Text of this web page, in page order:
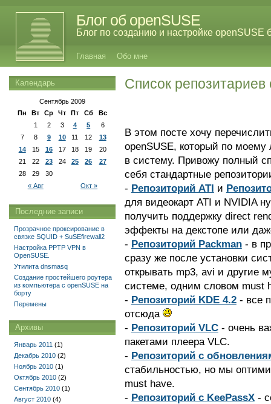
Блог об openSUSE
Блог по созданию и настройке openSUSE
Главная Обо мне
Список репозитариев
В этом посте хочу
openSUSE, который по
в систему. Привожу полный
себя стандартные
- Репозиторий ATI и
для видеокарт ATI и NVIDIA
получить поддержку direct
эффекты на декстопе или
- Репозиторий Packman- в
сразу же после установки
открывать mp3, avi и другие
системе, одним словом must
- Репозиторий KDE 4.2- все
отсюда
- Репозиторий VLC- очень
пакетами плеера VLC.
- Репозиторий с
стабильностью, но мы
must have.
- Репозиторий с KeePassX-
Календарь
Сентябрь 2009
Пн
Вт Ср Чт Пт Сб Вс
« Авг Окт »
1 2 3 4 5
6
7
8 9 10 11 12
13
14
15 16 17 18 19
20
21
22 23 24 25 26
27
28
29 30
Последние записи
Прозрачное проксирование в
связке SQUID + SuSEfirewall2
Настройка PPTP VPN в
OpenSUSE.
Утилита dnsmasq
Создание простейшего роутера
из компьютера с openSUSE на
борту
Перемены
Архивы
Январь 2011 (1)
Декабрь 2010 (2)
Ноябрь 2010 (1)
Октябрь 2010 (2)
Сентябрь 2010 (1)
Август 2010 (4)